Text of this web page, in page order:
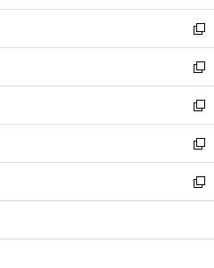
開
く
ウ
で
開
く
ン
ド
ウ
で
開
く
ウ
ィ
ン
ド
ウ
で
開
く
新
し
い
ウ
ィ
ン
ド
ウ
で
開
新
し
い
ウ
ィ
ン
ド
ウ
開
新
し
い
ウ
ィ
ン
ウ
新
し
い
ウ
ン
新
し
ウ